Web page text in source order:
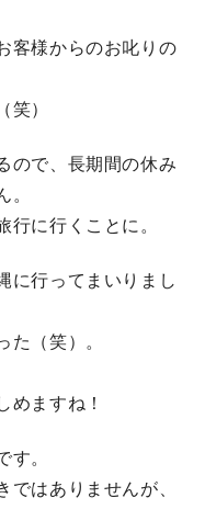
休日／年末年始
ける
予約
ナーズサイト
ートサイト
客様からのお叱りの
笑）
ので、長期間の休み
。
行に行くことに。
に行ってまいりまし
た（笑）。
めますね！
す。
ではありませんが、